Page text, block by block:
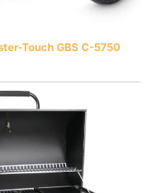
Touch GBS C-5750